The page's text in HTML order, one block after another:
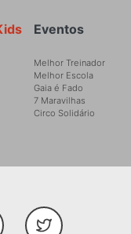
Eventos
Melhor Treinador
Melhor Escola
Gaia é Fado
7 Maravilhas
Circo Solidário
Twitter